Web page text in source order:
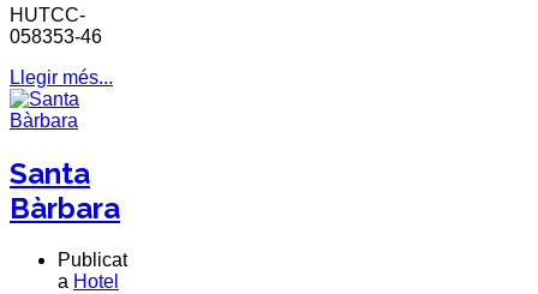
HUTCC-
058353-46
Llegir més...
Santa
Bàrbara
Publicat
a Hotel